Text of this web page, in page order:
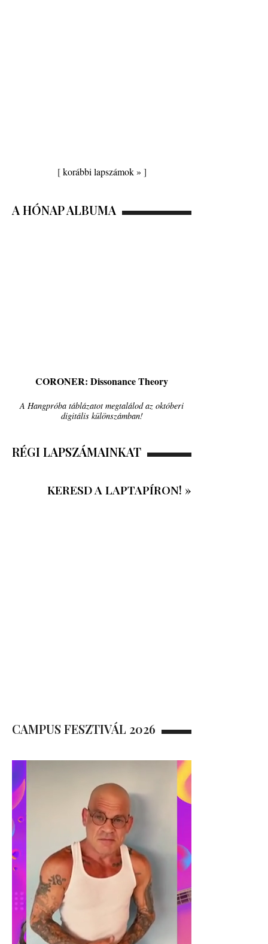
[korábbi lapszámok » ]
A HÓNAP ALBUMA
CORONER: Dissonance Theory
A Hangpróba táblázatot megtalálod az októberi
digitális különszámban!
RÉGI LAPSZÁMAINKAT
KERESD A LAPTAPÍRON! »
CAMPUS FESZTIVÁL 2026